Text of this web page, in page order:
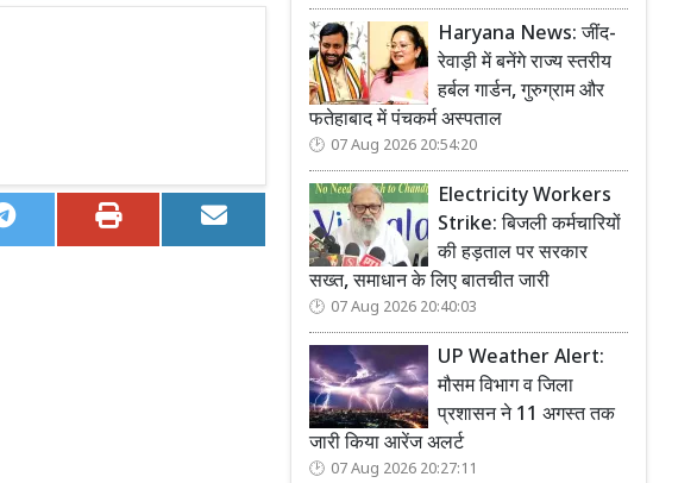
Haryana News: जींद-
रेवाड़ी में बनेंगे राज्य स्तरीय
हर्बल गार्डन, गुरुग्राम और
फतेहाबाद में पंचकर्म अस्पताल
07 Aug 2026 20:54:20
Electricity Workers
Strike: बिजली कर्मचारियों
की हड़ताल पर सरकार
सख्त, समाधान के लिए बातचीत जारी
07 Aug 2026 20:40:03
UP Weather Alert:
मौसम विभाग व जिला
प्रशासन ने 11 अगस्त तक
जारी किया आरेंज अलर्ट
07 Aug 2026 20:27:11